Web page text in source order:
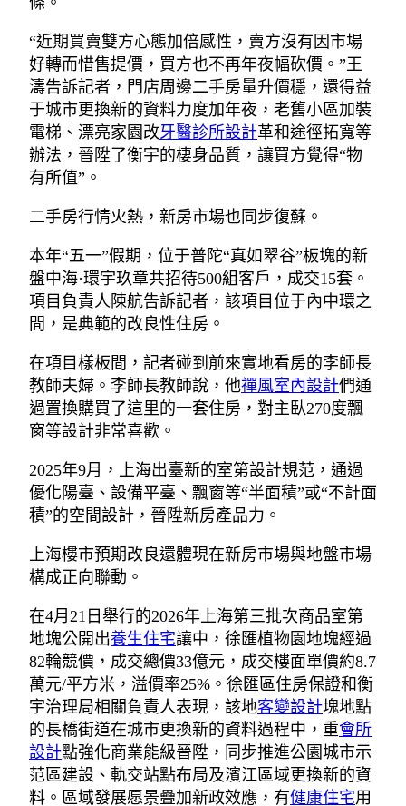
“近期買賣雙方心態加倍感性，賣方沒有因市場
好轉而惜售提價，買方也不再年夜幅砍價。”王
濤告訴記者，門店周邊二手房量升價穩，還得益
于城市更換新的資料力度加年夜，老舊小區加裝
電梯、漂亮家園改牙醫診所設計革和途徑拓寬等
辦法，晉陞了衡宇的棲身品質，讓買方覺得“物
有所值”。
二手房行情火熱，新房市場也同步復蘇。
本年“五一”假期，位于普陀“真如翠谷”板塊的新
盤中海·環宇玖章共招待500組客戶，成交15套。
項目負責人陳航告訴記者，該項目位于內中環之
間，是典範的改良性住房。
在項目樣板間，記者碰到前來實地看房的李師長
教師夫婦。李師長教師說，他禪風室內設計們通
過置換購買了這里的一套住房，對主臥270度飄
窗等設計非常喜歡。
2025年9月，上海出臺新的室第設計規范，通過
優化陽臺、設備平臺、飄窗等“半面積”或“不計面
積”的空間設計，晉陞新房產品力。
上海樓市預期改良還體現在新房市場與地盤市場
構成正向聯動。
在4月21日舉行的2026年上海第三批次商品室第
地塊公開出養生住宅讓中，徐匯植物園地塊經過
82輪競價，成交總價33億元，成交樓面單價約8.7
萬元/平方米，溢價率25%。徐匯區住房保證和衡
宇治理局相關負責人表現，該地客變設計塊地點
的長橋街道在城市更換新的資料過程中，重會所
設計點強化商業能級晉陞，同步推進公園城市示
范區建設、軌交站點布局及濱江區域更換新的資
料。區域發展愿景疊加新政效應，有健康住宅用